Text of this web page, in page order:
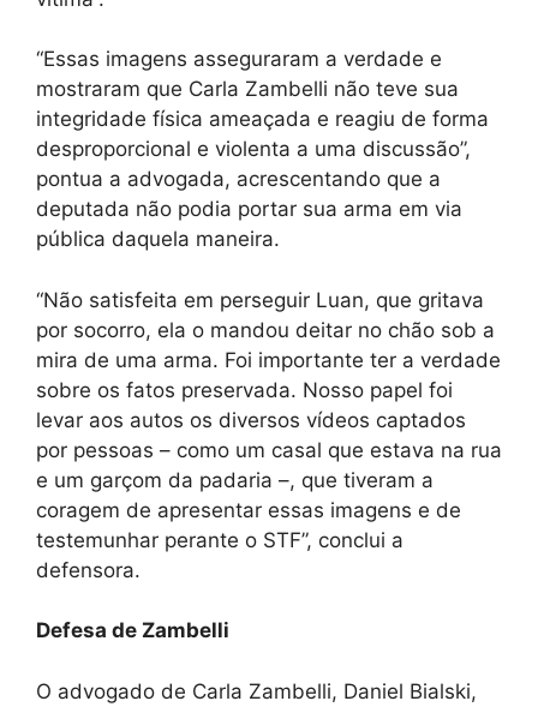
“Essas imagens asseguraram a verdade e
mostraram que Carla Zambelli não teve sua
integridade física ameaçada e reagiu de forma
desproporcional e violenta a uma discussão”,
pontua a advogada, acrescentando que a
deputada não podia portar sua arma em via
pública daquela maneira.
“Não satisfeita em perseguir Luan, que gritava
por socorro, ela o mandou deitar no chão sob a
mira de uma arma. Foi importante ter a verdade
sobre os fatos preservada. Nosso papel foi
levar aos autos os diversos vídeos captados
por pessoas – como um casal que estava na rua
e um garçom da padaria –, que tiveram a
coragem de apresentar essas imagens e de
testemunhar perante o STF”, conclui a
defensora.
Defesa de Zambelli
O advogado de Carla Zambelli, Daniel Bialski,